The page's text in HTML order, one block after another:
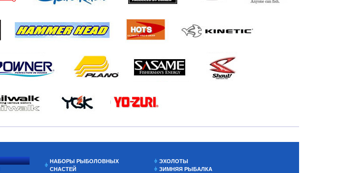
НАБОРЫ РЫБОЛОВНЫХ
СНАСТЕЙ
ЭХОЛОТЫ
ЗИМНЯЯ РЫБАЛКА